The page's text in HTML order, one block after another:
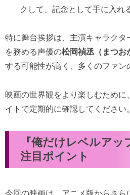
クして、記念として手に入れ
特に舞台挨拶は、主演キャラクタ
を務める声優の松岡禎丞（まつお
する可能性が高く、多くのファン
映画の世界観をより楽しむために
イトで定期的に確認してください。
『俺だけレベルアッ
注目ポイント